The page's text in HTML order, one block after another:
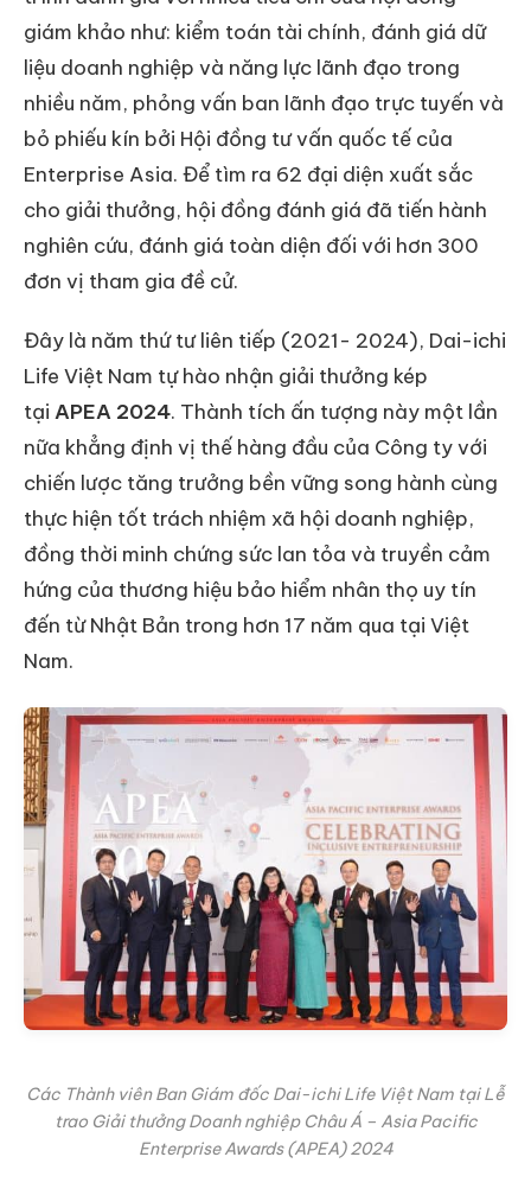
giám khảo như: kiểm toán tài chính, đánh giá dữ
liệu doanh nghiệp và năng lực lãnh đạo trong
nhiều năm, phỏng vấn ban lãnh đạo trực tuyến và
bỏ phiếu kín bởi Hội đồng tư vấn quốc tế của
Enterprise Asia. Để tìm ra 62 đại diện xuất sắc
cho giải thưởng, hội đồng đánh giá đã tiến hành
nghiên cứu, đánh giá toàn diện đối với hơn 300
đơn vị tham gia đề cử.
Đây là năm thứ tư liên tiếp (2021- 2024), Dai-ichi
Life Việt Nam tự hào nhận giải thưởng kép
tại APEA 2024. Thành tích ấn tượng này một lần
nữa khẳng định vị thế hàng đầu của Công ty với
chiến lược tăng trưởng bền vững song hành cùng
thực hiện tốt trách nhiệm xã hội doanh nghiệp,
đồng thời minh chứng sức lan tỏa và truyền cảm
hứng của thương hiệu bảo hiểm nhân thọ uy tín
đến từ Nhật Bản trong hơn 17 năm qua tại Việt
Nam.
Các Thành viên Ban Giám đốc Dai-ichi Life Việt Nam tại Lễ
trao Giải thưởng Doanh nghiệp Châu Á – Asia Pacific
Enterprise Awards (APEA) 2024